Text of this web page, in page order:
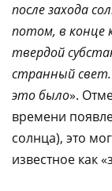
после захода
потом, в конце
твердой
странный
это было».
времени
солнца), это
известное как